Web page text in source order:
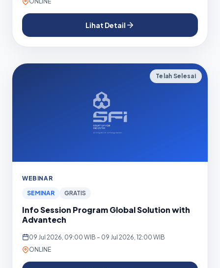
Lihat Detail
Telah Selesai
WEBINAR
SEMINAR
GRATIS
Info Session Program Global Solution with
Advantech
09 Jul 2026, 09:00 WIB – 09 Jul 2026, 12:00 WIB
ONLINE